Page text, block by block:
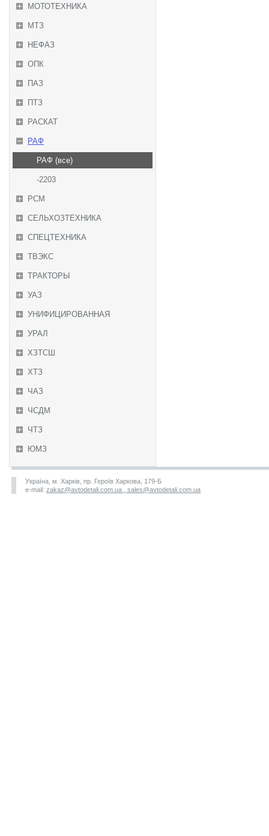
МОТОТЕХНИКА
МТЗ
НЕФАЗ
ОПК
ПАЗ
ПТЗ
РАСКАТ
РАФ
РАФ (все)
-2203
РСМ
СЕЛЬХОЗТЕХНИКА
СПЕЦТЕХНИКА
ТВЭКС
ТРАКТОРЫ
УАЗ
УНИФИЦИРОВАННАЯ
УРАЛ
ХЗТСШ
ХТЗ
ЧАЗ
ЧСДМ
ЧТЗ
ЮМЗ
Україна, м. Харків, пр. Героїв Харкова, 179-Б
e-mail: zakaz@avtodetali.com.ua , sales@avtodetali.com.ua